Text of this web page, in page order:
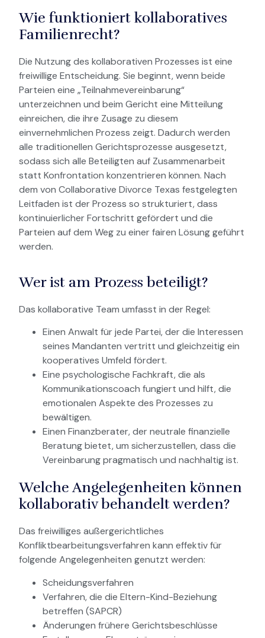
Wie funktioniert kollaboratives
Familienrecht?
Die Nutzung des kollaborativen Prozesses ist eine
freiwillige Entscheidung. Sie beginnt, wenn beide
Parteien eine „Teilnahmevereinbarung“
unterzeichnen und beim Gericht eine Mitteilung
einreichen, die ihre Zusage zu diesem
einvernehmlichen Prozess zeigt. Dadurch werden
alle traditionellen Gerichtsprozesse ausgesetzt,
sodass sich alle Beteiligten auf Zusammenarbeit
statt Konfrontation konzentrieren können. Nach
dem von Collaborative Divorce Texas festgelegten
Leitfaden ist der Prozess so strukturiert, dass
kontinuierlicher Fortschritt gefördert und die
Parteien auf dem Weg zu einer fairen Lösung geführt
werden.
Wer ist am Prozess beteiligt?
Das kollaborative Team umfasst in der Regel:
Einen Anwalt für jede Partei, der die Interessen
seines Mandanten vertritt und gleichzeitig ein
kooperatives Umfeld fördert.
Eine psychologische Fachkraft, die als
Kommunikationscoach fungiert und hilft, die
emotionalen Aspekte des Prozesses zu
bewältigen.
Einen Finanzberater, der neutrale finanzielle
Beratung bietet, um sicherzustellen, dass die
Vereinbarung pragmatisch und nachhaltig ist.
Welche Angelegenheiten können
kollaborativ behandelt werden?
Das freiwilliges außergerichtliches
Konfliktbearbeitungsverfahren kann effektiv für
folgende Angelegenheiten genutzt werden:
Scheidungsverfahren
Verfahren, die die Eltern-Kind-Beziehung
betreffen (SAPCR)
Änderungen frühere Gerichtsbeschlüsse